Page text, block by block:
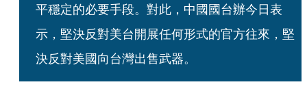
平穩定的必要手段。對此，中國國台辦今日表
示，堅決反對美台開展任何形式的官方往來，堅
決反對美國向台灣出售武器。